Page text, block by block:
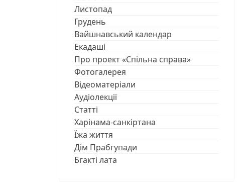
Листопад
Грудень
Вайшнавський календар
Екадаші
Про проект «Спільна справа»
Фотогалерея
Відеоматеріали
Аудіолекції
Статті
Харінама-санкіртана
Їжа життя
Дім Прабгупади
Бгакті лата